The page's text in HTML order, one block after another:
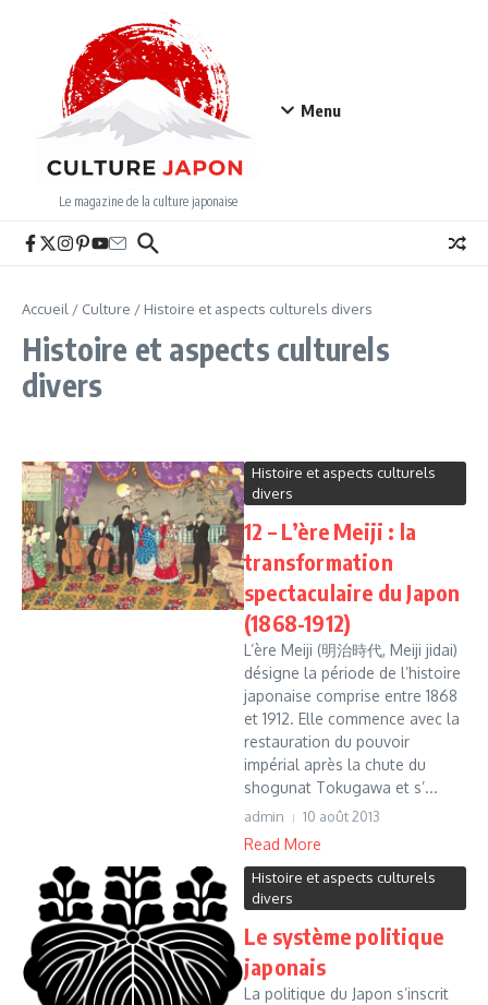
Le magazine de la culture japonaise
Menu
Accueil / Culture / Histoire et aspects culturels divers
Histoire et aspects culturels
divers
Histoire et aspects culturels
divers
12 – L’ère Meiji : la
transformation
spectaculaire du Japon
(1868-1912)
L’ère Meiji (明治時代, Meiji jidai)
désigne la période de l’histoire
japonaise comprise entre 1868
et 1912. Elle commence avec la
restauration du pouvoir
impérial après la chute du
shogunat Tokugawa et s’...
admin 10 août 2013
Read More
Histoire et aspects culturels
divers
Le système politique
japonais
La politique du Japon s’inscrit